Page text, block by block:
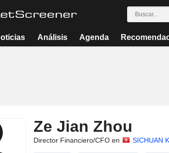
Análisis Agenda
Ze Jian Zhou
Director Financiero/CFO en SICHUAN